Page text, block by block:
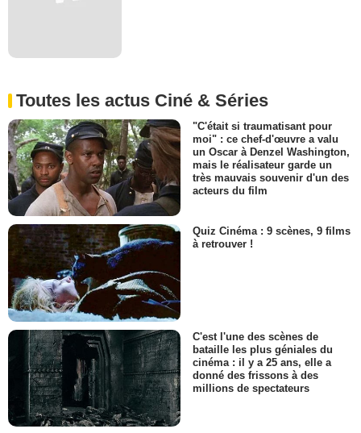
Toutes les actus Ciné & Séries
"C'était si traumatisant pour
moi" : ce chef-d'œuvre a valu
un Oscar à Denzel Washington,
mais le réalisateur garde un
très mauvais souvenir d'un des
acteurs du film
Quiz Cinéma : 9 scènes, 9 films
à retrouver !
C'est l'une des scènes de
bataille les plus géniales du
cinéma : il y a 25 ans, elle a
donné des frissons à des
millions de spectateurs